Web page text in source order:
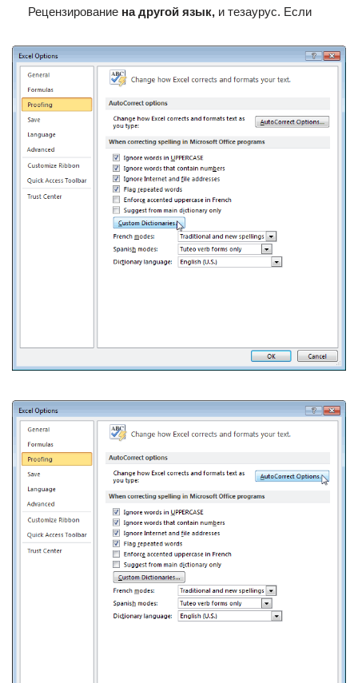
Рецензирование​ ​ на другой язык,​ ​ и тезаурус. Если​